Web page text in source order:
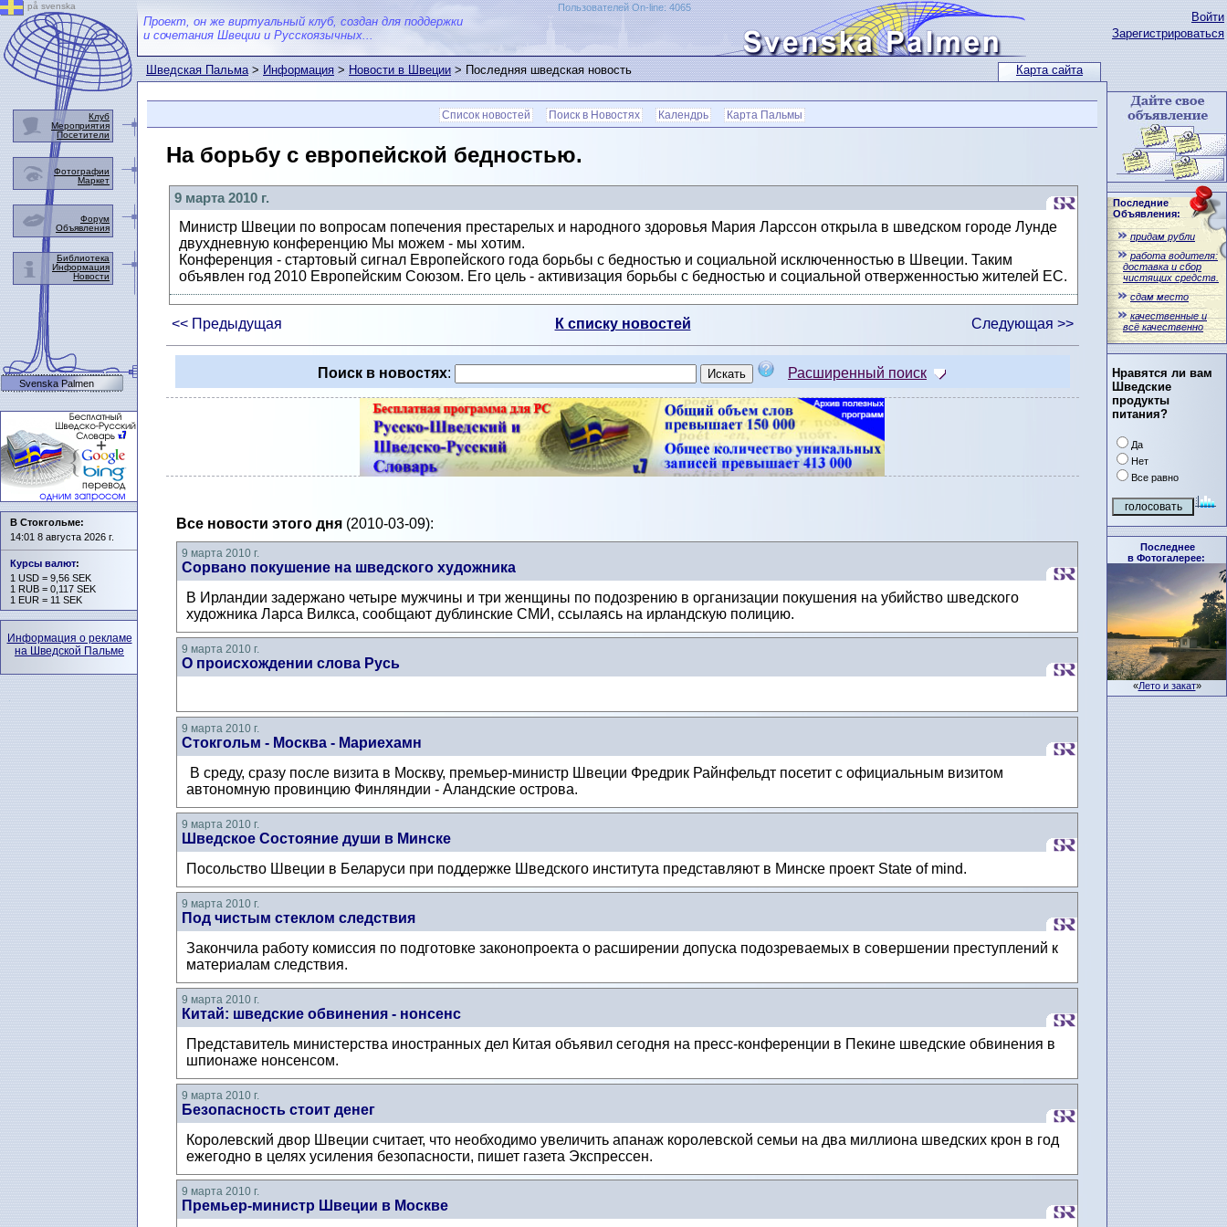
Карта сайта
Войти
Зарегистрироваться
Последние
Объявления:
придам рубли
работа водителя:
доставка и сбор
чистящих средств.
сдам место
качественные и
всё качественно
Нравятся ли вам
Шведские
продукты
питания?
Да
Нет
Все равно
Последнее
в Фотогалерее:
«Лето и закат»
Проект, он же виртуальный клуб, создан для поддержки
и сочетания Швеции и Русскоязычных...
Пользователей On-line: 4065
Шведская Пальма>Информация>Новости в Швеции> Последняя шведская новость
Список новостей Поиск в Новостях Календрь Карта Пальмы
На борьбу с европейской бедностью.
9 марта 2010 г.
Министр Швеции по вопросам попечения престарелых и народного здоровья Мария Ларссон открыла в шведском городе Лунде
двухдневную конференцию Мы можем - мы хотим.
Конференция - стартовый сигнал Европейского года борьбы с бедностью и социальной исключенностью в Швеции. Таким
объявлен год 2010 Европейским Союзом. Его цель - активизация борьбы с бедностью и социальной отверженностью жителей ЕС.
<< Предыдущая К списку новостей Следующая >>
Поиск в новостях: Расширенный поиск
Все новости этого дня(2010-03-09):
9 марта 2010 г.
Сорвано покушение на шведского художника
В Ирландии задержано четыре мужчины и три женщины по подозрению в организации покушения на убийство шведского
художника Ларса Вилкса, сообщают дублинские СМИ, ссылаясь на ирландскую полицию.
9 марта 2010 г.
О происхождении слова Русь
9 марта 2010 г.
Стокгольм - Москва - Мариехамн
В среду, сразу после визита в Москву, премьер-министр Швеции Фредрик Райнфельдт посетит с официальным визитом
автономную провинцию Финляндии - Аландские острова.
9 марта 2010 г.
Шведское Состояние души в Минске
Посольство Швеции в Беларуси при поддержке Шведского института представляют в Минске проект State of mind.
9 марта 2010 г.
Под чистым стеклом следствия
Закончила работу комиссия по подготовке законопроекта о расширении допуска подозреваемых в совершении преступлений к
материалам следствия.
9 марта 2010 г.
Китай: шведские обвинения - нонсенс
Представитель министерства иностранных дел Китая объявил сегодня на пресс-конференции в Пекине шведские обвинения в
шпионаже нонсенсом.
9 марта 2010 г.
Безопасность стоит денег
Королевский двор Швеции считает, что необходимо увеличить апанаж королевской семьи на два миллиона шведских крон в год
ежегодно в целях усиления безопасности, пишет газета Экспрессен.
9 марта 2010 г.
Премьер-министр Швеции в Москве
på svenska
Клуб
Мероприятия
Посетители
Фотографии
Маркет
Форум
Объявления
Библиотека
Информация
Новости
Svenska Palmen
В Стокгольме:
14:01 8 августа 2026 г.
Курсы валют:
1 USD = 9,56 SEK
1 RUB = 0,117 SEK
1 EUR = 11 SEK
Информация о рекламе
на Шведской Пальме